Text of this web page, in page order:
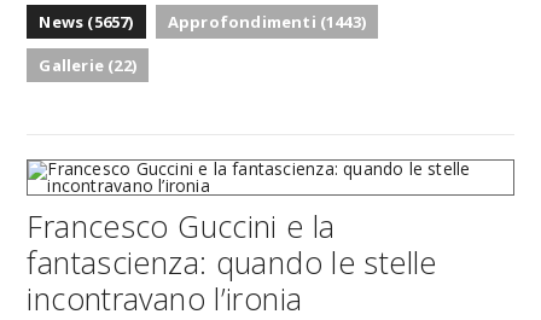
NETFLIX SADIE SINK STAR TREK: STRANGE NEW WORLDS
News (5657)
Approfondimenti (1443)
Gallerie (22)
Francesco Guccini e la
fantascienza: quando le stelle
incontravano l’ironia